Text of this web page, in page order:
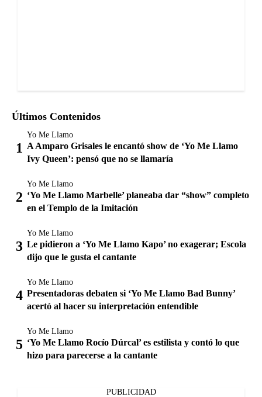
Últimos Contenidos
Yo Me Llamo
A Amparo Grisales le encantó show de ‘Yo Me Llamo
Ivy Queen’: pensó que no se llamaría
Yo Me Llamo
‘Yo Me Llamo Marbelle’ planeaba dar “show” completo
en el Templo de la Imitación
Yo Me Llamo
Le pidieron a ‘Yo Me Llamo Kapo’ no exagerar; Escola
dijo que le gusta el cantante
Yo Me Llamo
Presentadoras debaten si ‘Yo Me Llamo Bad Bunny’
acertó al hacer su interpretación entendible
Yo Me Llamo
‘Yo Me Llamo Rocío Dúrcal’ es estilista y contó lo que
hizo para parecerse a la cantante
PUBLICIDAD